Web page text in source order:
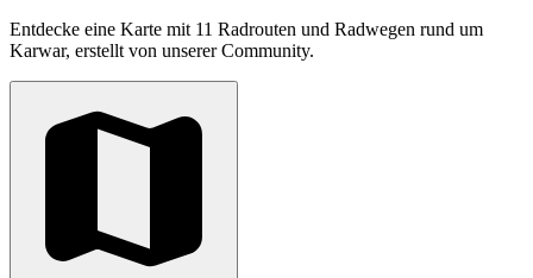
Entdecke eine Karte mit 11 Radrouten und Radwegen rund um
Karwar, erstellt von unserer Community.